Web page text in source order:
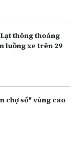
thông thoáng
luồng xe trên 29
chợ số" vùng cao